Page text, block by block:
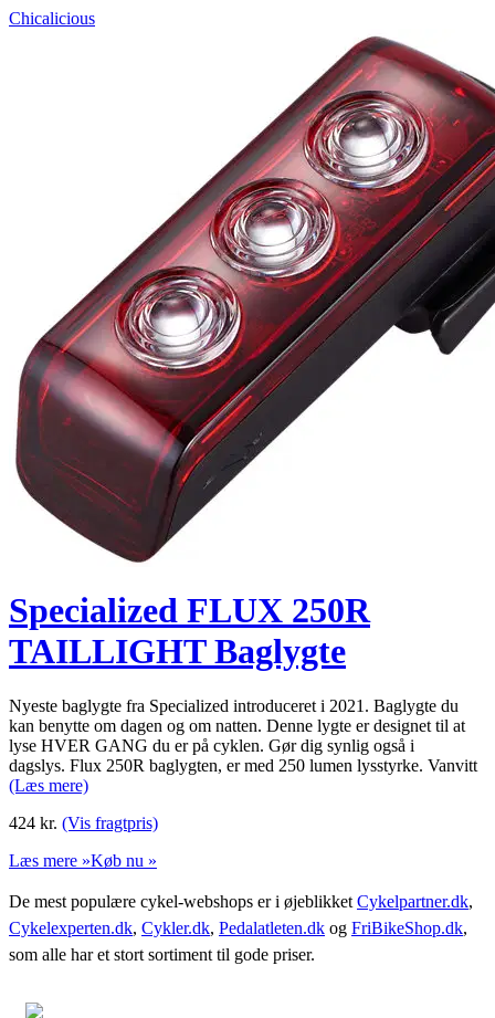
Chicalicious
Specialized FLUX 250R
TAILLIGHT Baglygte
Nyeste baglygte fra Specialized introduceret i 2021. Baglygte du
kan benytte om dagen og om natten. Denne lygte er designet til at
lyse HVER GANG du er på cyklen. Gør dig synlig også i
dagslys. Flux 250R baglygten, er med 250 lumen lysstyrke. Vanvitt
(Læs mere)
424 kr. (Vis fragtpris)
Læs mere »Køb nu »
De mest populære cykel-webshops er i øjeblikket Cykelpartner.dk,
Cykelexperten.dk, Cykler.dk, Pedalatleten.dk og FriBikeShop.dk,
som alle har et stort sortiment til gode priser.